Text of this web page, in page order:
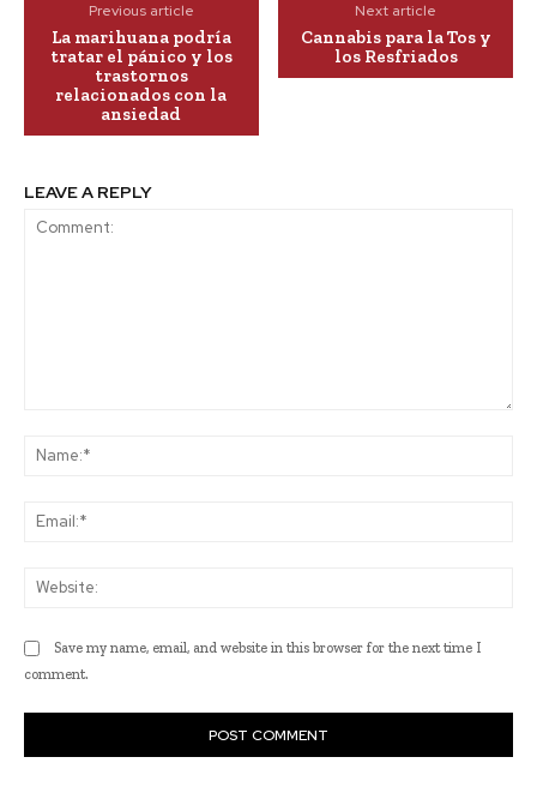
Previous article
La marihuana podría
tratar el pánico y los
trastornos
relacionados con la
ansiedad
Next article
Cannabis para la Tos y
los Resfriados
LEAVE A REPLY
Save my name, email, and website in this browser for the next time I
comment.